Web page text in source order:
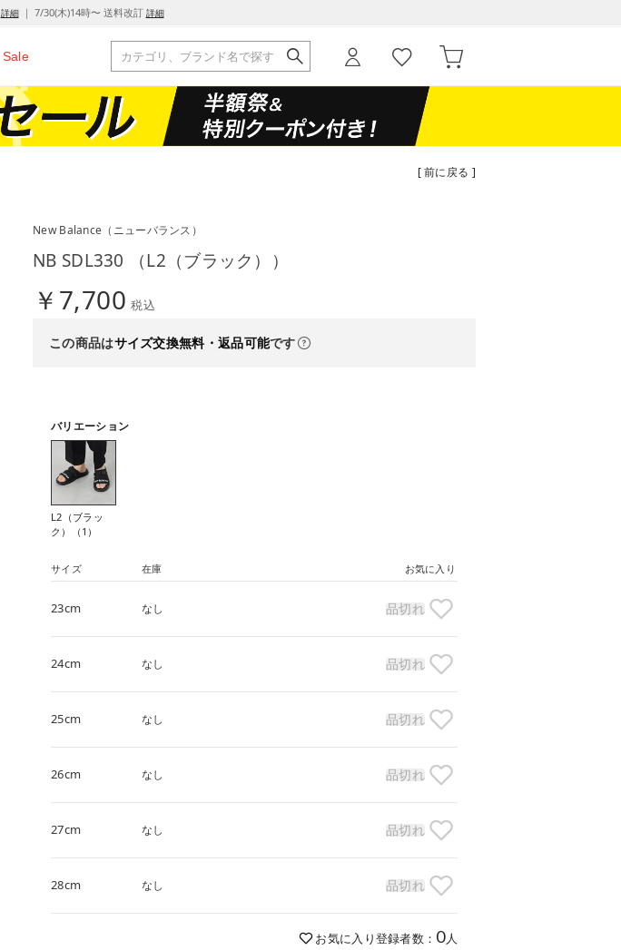
詳細｜ 7/30(木)14時〜 送料改訂 詳細
Sale
[ 前に戻る ]
New Balance （ニューバランス）
NB SDL330 （L2（ブラック））
￥7,700 税込
この商品はサイズ交換無料・返品可能です
バリエーション
L2（ブラッ
ク）（1）
サイズ 在庫 お気に入り
23cm なし 品切れ
24cm なし 品切れ
25cm なし 品切れ
26cm なし 品切れ
27cm なし 品切れ
28cm なし 品切れ
お気に入り登録者数： 0人